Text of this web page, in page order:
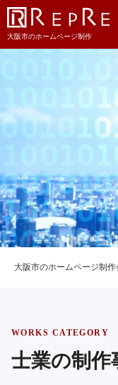
大阪市のホームページ制作
大阪市のホームページ制作
WORKS CATEGORY
士業の制作